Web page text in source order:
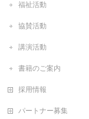
福祉活動
協賛活動
講演活動
書籍のご案内
採用情報
パートナー募集